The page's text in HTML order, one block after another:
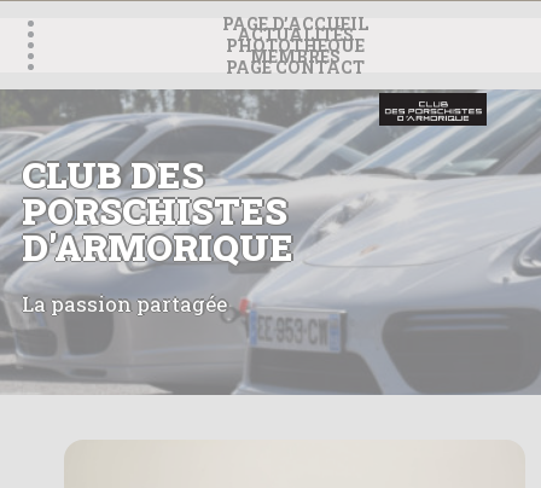
PAGE D’ACCUEIL
ACTUALITÉS
PHOTOTHEQUE
MEMBRES
PAGE CONTACT
CLUB DES
PORSCHISTES
D'ARMORIQUE
La passion partagée
Panneau de gestion des cookies